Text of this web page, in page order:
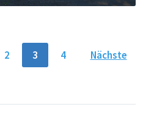
2 3 4 Nächste